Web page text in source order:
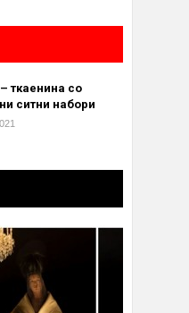
ткаенина со
ситни набори